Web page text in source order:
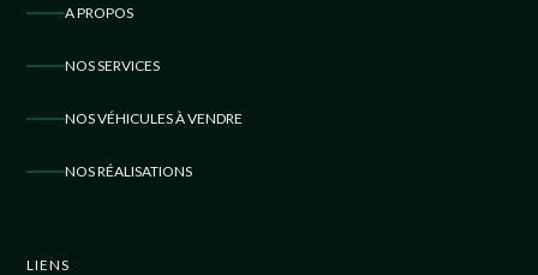
A PROPOS
NOS SERVICES
NOS VÉHICULES À VENDRE
NOS RÉALISATIONS
LIENS